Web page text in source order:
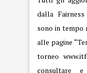
dalla
sono in tempo
alle pagine
torneo
consultare